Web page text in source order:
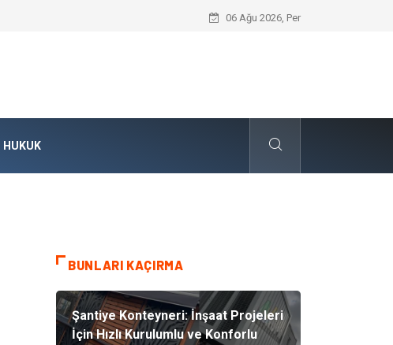
Dalaman Kalkan Transfer:
06 Ağu 2026, Per
HUKUK
BUNLARI KAÇIRMA
Şantiye Konteyneri: İnşaat Projeleri
İçin Hızlı Kurulumlu ve Konforlu